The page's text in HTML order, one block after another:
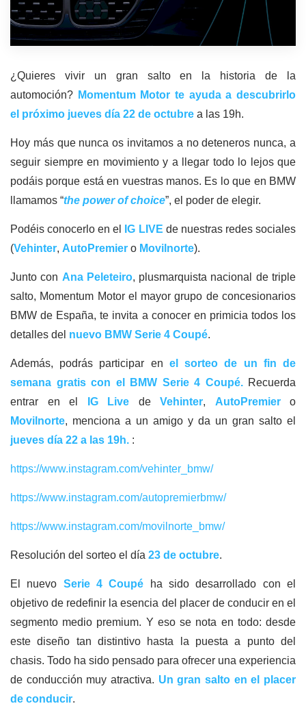
¿Quieres vivir un gran salto en la historia de la
automoción? Momentum Motor te ayuda a descubrirlo
el próximo jueves día 22 de octubre a las 19h.
Hoy más que nunca os invitamos a no deteneros nunca, a
seguir siempre en movimiento y a llegar todo lo lejos que
podáis porque está en vuestras manos. Es lo que en BMW
llamamos “the power of choice”, el poder de elegir.
Podéis conocerlo en el IG LIVE de nuestras redes sociales
(Vehinter, AutoPremier o Movilnorte).
Junto con Ana Peleteiro, plusmarquista nacional de triple
salto, Momentum Motor el mayor grupo de concesionarios
BMW de España, te invita a conocer en primicia todos los
detalles del nuevo BMW Serie 4 Coupé.
Además, podrás participar en el sorteo de un fin de
semana gratis con el BMW Serie 4 Coupé. Recuerda
entrar en el
IG Live de Vehinter, AutoPremiero
Movilnorte, menciona a un amigo y da un gran salto el
jueves día 22 a las 19h. :
https://www.instagram.com/vehinter_bmw/
https://www.instagram.com/autopremierbmw/
https://www.instagram.com/movilnorte_bmw/
Resolución del sorteo el día 23 de octubre.
El nuevo Serie 4 Coupé ha sido desarrollado con el
objetivo de redefinir la esencia del placer de conducir en el
segmento medio premium. Y eso se nota en todo: desde
este diseño tan distintivo hasta la puesta a punto del
chasis. Todo ha sido pensado para ofrecer una experiencia
de conducción muy atractiva. Un gran salto en el placer
de conducir.